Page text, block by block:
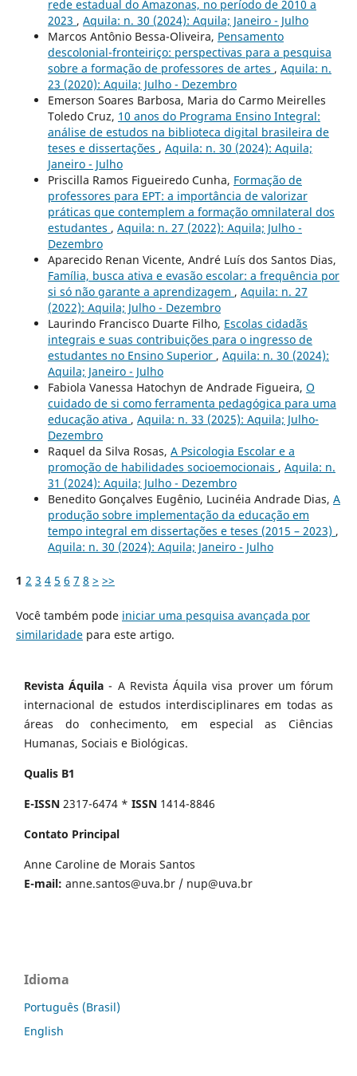
rede estadual do Amazonas, no período de 2010 a
2023 , Aquila: n. 30 (2024): Aquila; Janeiro - Julho
Marcos Antônio Bessa-Oliveira, Pensamento
descolonial-fronteiriço: perspectivas para a pesquisa
sobre a formação de professores de artes , Aquila: n.
23 (2020): Aquila; Julho - Dezembro
Emerson Soares Barbosa, Maria do Carmo Meirelles
Toledo Cruz, 10 anos do Programa Ensino Integral:
análise de estudos na biblioteca digital brasileira de
teses e dissertações , Aquila: n. 30 (2024): Aquila;
Janeiro - Julho
Priscilla Ramos Figueiredo Cunha, Formação de
professores para EPT: a importância de valorizar
práticas que contemplem a formação omnilateral dos
estudantes , Aquila: n. 27 (2022): Aquila; Julho -
Dezembro
Aparecido Renan Vicente, André Luís dos Santos Dias,
Família, busca ativa e evasão escolar: a frequência por
si só não garante a aprendizagem , Aquila: n. 27
(2022): Aquila; Julho - Dezembro
Laurindo Francisco Duarte Filho, Escolas cidadãs
integrais e suas contribuições para o ingresso de
estudantes no Ensino Superior , Aquila: n. 30 (2024):
Aquila; Janeiro - Julho
Fabiola Vanessa Hatochyn de Andrade Figueira, O
cuidado de si como ferramenta pedagógica para uma
educação ativa , Aquila: n. 33 (2025): Aquila; Julho-
Dezembro
Raquel da Silva Rosas, A Psicologia Escolar e a
promoção de habilidades socioemocionais , Aquila: n.
31 (2024): Aquila; Julho - Dezembro
Benedito Gonçalves Eugênio, Lucinéia Andrade Dias, A
produção sobre implementação da educação em
tempo integral em dissertações e teses (2015 – 2023) ,
Aquila: n. 30 (2024): Aquila; Janeiro - Julho
1 2 3 4 5 6 7 8 > >>
Você também pode iniciar uma pesquisa avançada por
similaridadepara este artigo.
Revista Áquila - A Revista Áquila visa prover um fórum
internacional de estudos interdisciplinares em todas as
áreas do conhecimento, em especial as Ciências
Humanas, Sociais e Biológicas.
Qualis B1
E-ISSN 2317-6474 * ISSN 1414-8846
Contato Principal
Anne Caroline de Morais Santos
E-mail: anne.santos@uva.br / nup@uva.br
Idioma
Português (Brasil)
English